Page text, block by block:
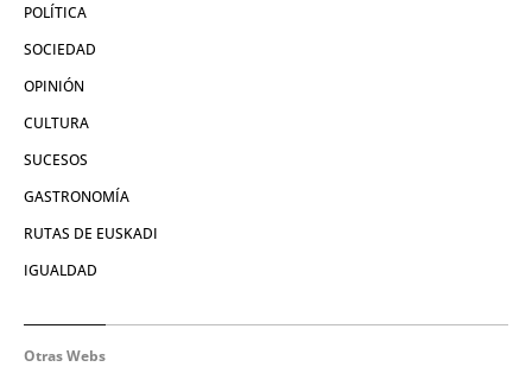
POLÍTICA
SOCIEDAD
OPINIÓN
CULTURA
SUCESOS
GASTRONOMÍA
RUTAS DE EUSKADI
IGUALDAD
Otras Webs